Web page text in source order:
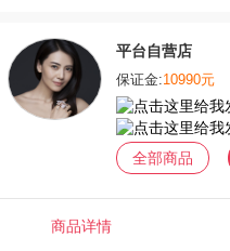
平台自营店
保证金:10990元
全部商品
商品详情